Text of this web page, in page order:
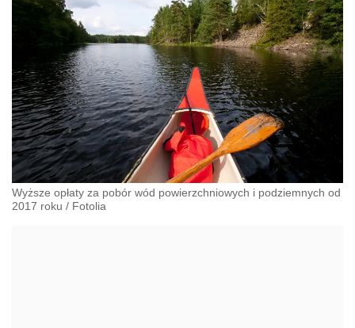
Wyższe opłaty za pobór wód powierzchniowych i podziemnych od
2017 roku / Fotolia